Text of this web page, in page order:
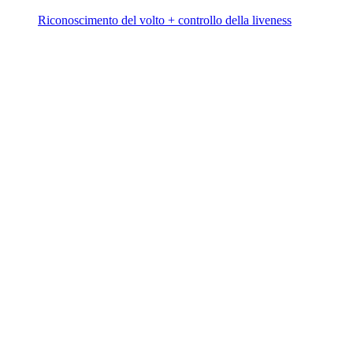
Riconoscimento del volto + controllo della liveness